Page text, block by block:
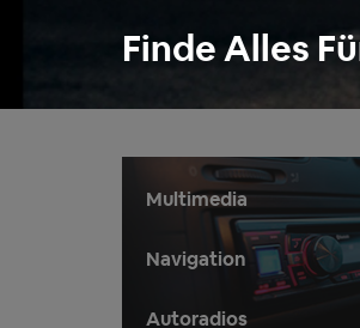
Finde Alles
Multimedia
Navigation
Autoradios